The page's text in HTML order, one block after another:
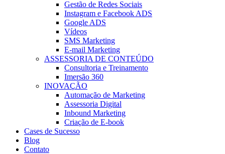
Gestão de Redes Sociais
Instagram e Facebook ADS
Google ADS
Vídeos
SMS Marketing
E-mail Marketing
ASSESSORIA DE CONTEÚDO
Consultoria e Treinamento
Imersão 360
INOVAÇÃO
Automação de Marketing
Assessoria Digital
Inbound Marketing
Criação de E-book
Cases de Sucesso
Blog
Contato